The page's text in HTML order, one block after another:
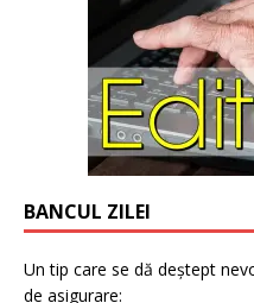
BANCUL ZILEI
Un tip care se dă deștept
de asigurare: